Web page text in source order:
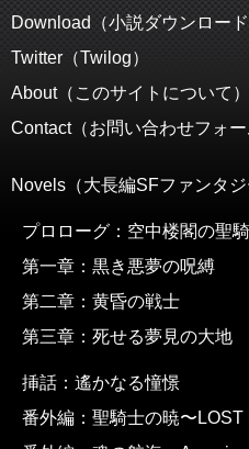
Download（小説ダウンロード
Twitter（Twilog）
About（このサイトについて）
Contact（お問い合わせフォー
Novels（大長編SFファンタ
プロローグ：空中楼閣の聖
第一章：黒き悪夢の呪縛
第二章：黄昏の戦士
第三章：死せる夢見の大地
挿話：遙かなる憧憬
番外編：聖騎士の暁〜